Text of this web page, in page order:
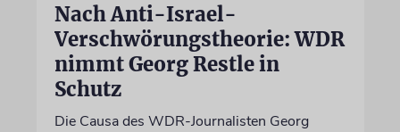
Nach Anti-Israel-
Verschwörungstheorie: WDR
nimmt Georg Restle in
Schutz
Die Causa des WDR-Journalisten Georg